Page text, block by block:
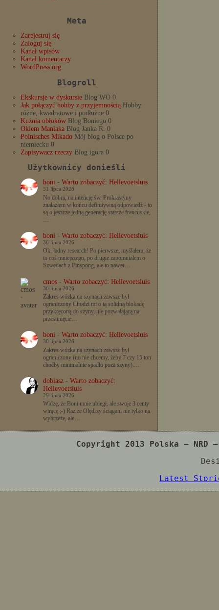
Meta
Zarejestruj się
Zaloguj się
Kanał wpisów
Kanał komentarzy
WordPress.org
Blogroll
Ekskursje w dyskursie Blog WO 0
Jak połączyć hobby z przyjemnością Hobby
różne, kwadratowe i podłużne 0
Kuźnia obłoków Blog Boniego 0
Okiem Maniaka Blog Janka R. 0
Polnisches Mikado Mój blog o Polsce po
niemiecku 0
Zapisywacz rzeczy Blog igora 0
Użytkownicy donieśli
boni- Warto zobaczyć: Hellevoetsluis
31 lipca 2026
No dobra, na intencję św. Prokrastyny
znalazłem w końcu definitywną odpowiedź - to
są o jeszcze jedną generację starsze francuskie,
…
boni- Warto zobaczyć: Hellevoetsluis
30 lipca 2026
Ok, ładny research! Po pierwsze, myślałem, że
to coś mniejszego, po drugie zapomniałem o
Szwedach z Finspong, ale to nawet…
cmos- Warto zobaczyć: Hellevoetsluis
30 lipca 2026
Zakres wózka na szynach zawsze był
ograniczony Chodzi mi o tą solidną blokadę
przykręconą do szyny, nie pozwalającą na
przesunięcie…
boni- Warto zobaczyć: Hellevoetsluis
30 lipca 2026
Zakres wózka na szynach zawsze był
ograniczony (no nie chcemy, żeby 7 czy 15 ton
choćby minimalnie spadło poza szyny).…
dobiasz- Warto zobaczyć:
Hellevoetsluis
29 lipca 2026
Widzę, że Boni mnie ubiegł, ale swoje 3 centy
wtrącę ;-) Raz że Olędrzy ściągani nie tylko na
wybrzeże, ale…
Copyright 2013 Polska –
Latest